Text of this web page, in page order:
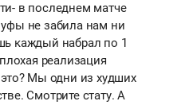
в последнем матче
не забила нам ни
каждый набрал по 1
реализация
Мы одни из худших
Смотрите стату. А